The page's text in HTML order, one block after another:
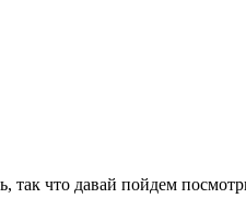
так что давай пойдем